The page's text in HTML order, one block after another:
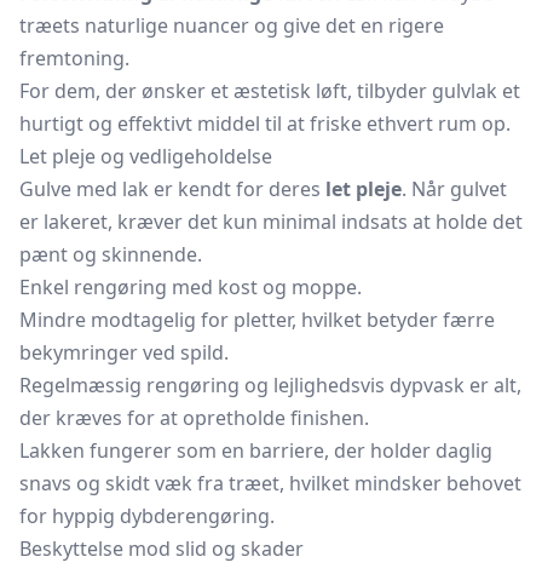
træets naturlige nuancer og give det en rigere
fremtoning.
For dem, der ønsker et æstetisk løft, tilbyder gulvlak et
hurtigt og effektivt middel til at friske ethvert rum op.
Let pleje og vedligeholdelse
Gulve med lak er kendt for deres let pleje. Når gulvet
er lakeret, kræver det kun minimal indsats at holde det
pænt og skinnende.
Enkel rengøring med kost og moppe.
Mindre modtagelig for pletter, hvilket betyder færre
bekymringer ved spild.
Regelmæssig rengøring og lejlighedsvis dypvask er alt,
der kræves for at opretholde finishen.
Lakken fungerer som en barriere, der holder daglig
snavs og skidt væk fra træet, hvilket mindsker behovet
for hyppig dybderengøring.
Beskyttelse mod slid og skader